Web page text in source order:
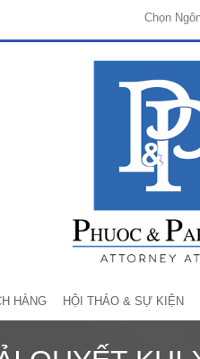
Chọn
HÀNG HỘI THẢO & SỰ KIỆN